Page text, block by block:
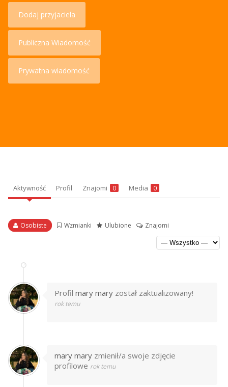
Dodaj przyjaciela
Publiczna Wiadomość
Prywatna wiadomość
Aktywność Profil Znajomi 0 Media 0
Osobiste Wzmianki Ulubione Znajomi
Profil mary mary został zaktualizowany!
rok temu
mary mary zmienił/a swoje zdjęcie
profilowe rok temu